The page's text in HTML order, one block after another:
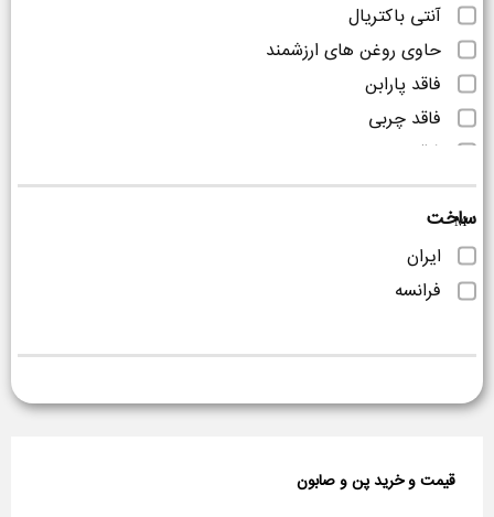
آنتی باکتریال
حاوی روغن های ارزشمند
فاقد پارابن
فاقد چربی
فاقد سولفات
ویتامینه
ساخت
ایران
فرانسه
قیمت و خرید پن و صابون